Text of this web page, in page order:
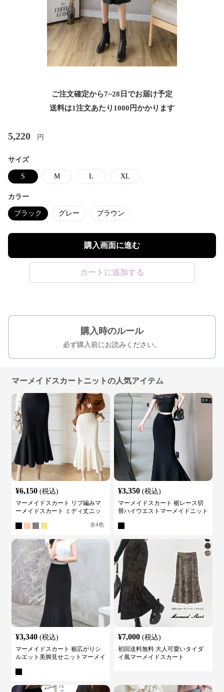
ご注文確定から7~28日でお届け予定
送料は1注文あたり 1000 円かかります
5,220 円
サイズ
S M L XL
カラー
ブラック グレー ブラウン
購入画面に進む
カートに追加する
購入時のルール
必ず購入前にお読みください。
マーメイドスカートニットの人気アイテム
¥6,150 (税込)
マーメイドスカート リブ編みマ
ーメイドスカート ミディ丈ニッ
全4色
¥3,350 (税込)
マーメイドスカート 裾レース切
替ハイウエストマーメイドニット
¥3,340 (税込)
マーメイドスカート 裾広がりシ
ルエット美脚見せニットマーメイ
¥7,000 (税込)
初回送料無料 大人可愛いタイダ
イ風マーメイドスカート